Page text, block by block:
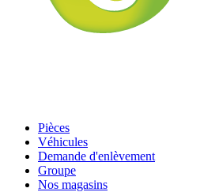
Pièces
Véhicules
Demande d'enlèvement
Groupe
Nos magasins